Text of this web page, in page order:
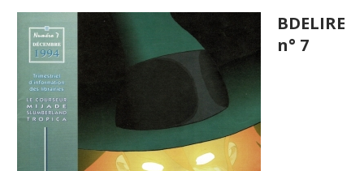
BDELIRE
n° 7